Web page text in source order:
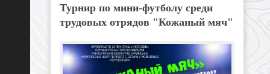
Турнир по мини-футболу среди
трудовых отрядов "Кожаный мяч"